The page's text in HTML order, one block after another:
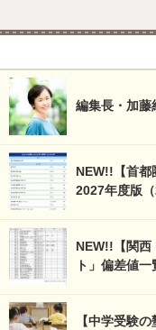
編集長・加藤
NEW!!【首都
2027年度版（
NEW!!【関西
ト」偏差値一
【中学受験